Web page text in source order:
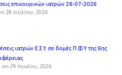
επικουρικών ιατρών 28-07-2026
28 Ιουλίου, 2026
ιατρών Ε.Σ.Υ. σε δομές Π.Φ.Υ της 6ης
on 29 Ιουνίου, 2026